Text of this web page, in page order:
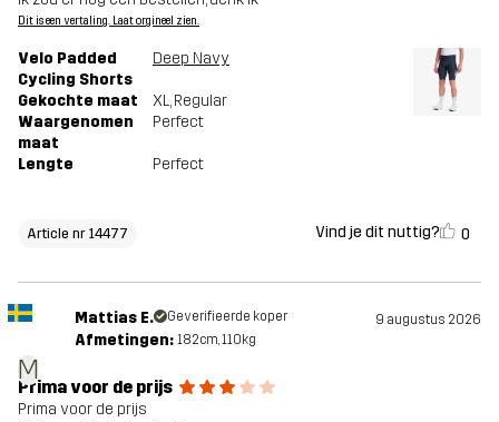
Dit is een vertaling. Laat orgineel zien.
Velo Padded
Cycling Shorts
Deep Navy
Gekochte maat XL, Regular
Waargenomen
maat
Perfect
Lengte Perfect
Article nr 14477 Vind je dit nuttig? 0
M
Mattias E. Geverifieerde koper 9 augustus 2026
Afmetingen: 182cm, 110kg
Prima voor de prijs
Prima voor de prijs